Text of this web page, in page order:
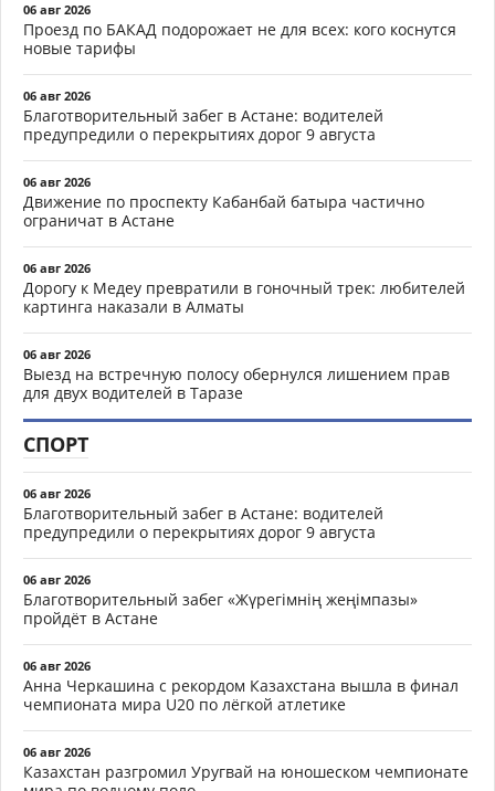
06 авг 2026
Проезд по БАКАД подорожает не для всех: кого коснутся
новые тарифы
06 авг 2026
Благотворительный забег в Астане: водителей
предупредили о перекрытиях дорог 9 августа
06 авг 2026
Движение по проспекту Кабанбай батыра частично
ограничат в Астане
06 авг 2026
Дорогу к Медеу превратили в гоночный трек: любителей
картинга наказали в Алматы
06 авг 2026
Выезд на встречную полосу обернулся лишением прав
для двух водителей в Таразе
СПОРТ
06 авг 2026
Благотворительный забег в Астане: водителей
предупредили о перекрытиях дорог 9 августа
06 авг 2026
Благотворительный забег «Жүрегімнің жеңімпазы»
пройдёт в Астане
06 авг 2026
Анна Черкашина с рекордом Казахстана вышла в финал
чемпионата мира U20 по лёгкой атлетике
06 авг 2026
Казахстан разгромил Уругвай на юношеском чемпионате